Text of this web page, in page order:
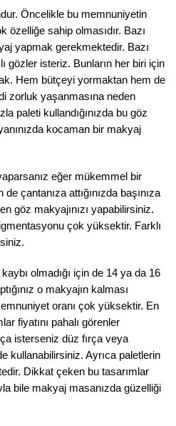
Öncelikle bu memnuniyetin
özelliğe sahip olmasıdır. Bazı
yapmak gerekmektedir. Bazı
gözler isteriz. Bunların her biri için
Hem bütçeyi yormaktan hem de
zorluk yaşanmasına neden
paleti kullandığınızda bu göz
kocaman bir makyaj
eğer mükemmel bir
çantanıza attığınızda başınıza
göz makyajınızı yapabilirsiniz.
çok yüksektir. Farklı
olmadığı için de 14 ya da 16
o makyajın kalması
oranı çok yüksektir. En
fiyatını pahalı görenler
isterseniz düz fırça veya
kullanabilirsiniz. Ayrıca paletlerin
Dikkat çeken bu tasarımlar
bile makyaj masanızda güzelliği